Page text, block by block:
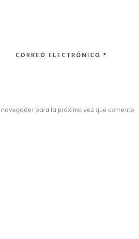
CORREO ELECTRÓNICO*
para la próxima vez que comente.